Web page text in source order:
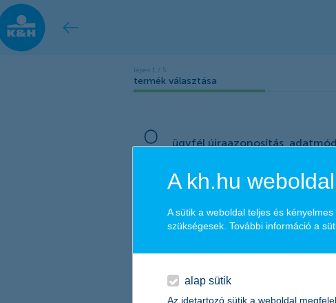
termék választása
ügyfél újraazonosítás,
A kh.hu
A sütik a weboldal teljes és
szükségesek. További információ a
alap sütik
Az idetartozó sütik a weboldal